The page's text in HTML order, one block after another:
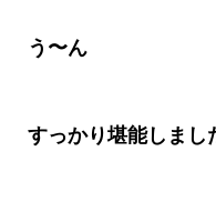
う〜ん
すっかり堪能しまし